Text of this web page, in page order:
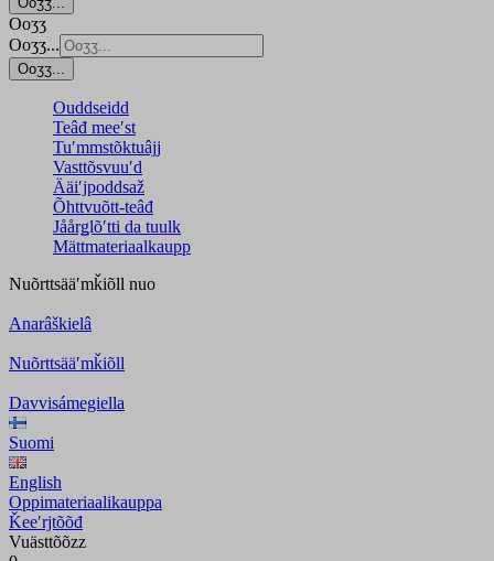
Ooʒʒ
Ooʒʒ...
Ooʒʒ...
Ouddseidd
Teâđ meeʹst
Tuʹmmstõktuâjj
Vasttõsvuuʹd
Ääiʹjpoddsaž
Õhttvuõtt-teâđ
Jåårǥlõʹtti da tuulk
Mättmateriaalkaupp
Nuõrttsääʹmǩiõll nuo
Anarâškielâ
Nuõrttsääʹmǩiõll
Davvisámegiella
Suomi
English
Oppimateriaalikauppa
Ǩeeʹrjtõõđ
Vuästtõõzz